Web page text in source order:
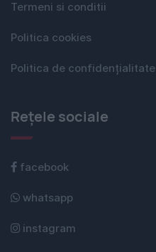
Termeni si conditii
Politica cookies
Politica de confidențialitate
Rețele sociale
facebook
whatsapp
instagram